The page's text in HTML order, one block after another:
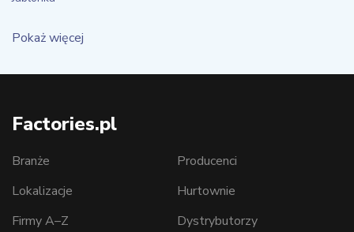
Pokaż więcej
Factories.pl
Branże
Lokalizacje
Firmy A–Z
Producenci
Hurtownie
Dystrybutorzy